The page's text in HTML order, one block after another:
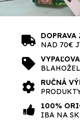
DOPRAVA
NAD 70€
RUČNÁ
100%
IBA NA